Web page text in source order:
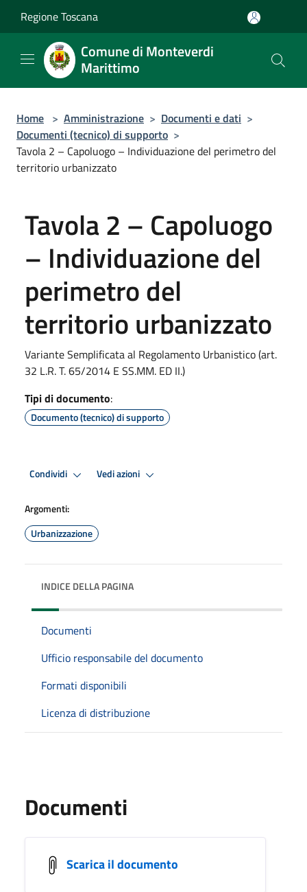
Regione Toscana
Comune di Monteverdi
Marittimo
Home > Amministrazione > Documenti e dati >
Documenti (tecnico) di supporto >
Tavola 2 – Capoluogo – Individuazione del perimetro del
territorio urbanizzato
Tavola 2 – Capoluogo
– Individuazione del
perimetro del
territorio urbanizzato
Variante Semplificata al Regolamento Urbanistico (art.
32 L.R. T. 65/2014 E SS.MM. ED II.)
Tipi di documento:
Documento (tecnico) di supporto
Condividi Vedi azioni
Argomenti:
Urbanizzazione
INDICE DELLA PAGINA
Documenti
Ufficio responsabile del documento
Formati disponibili
Licenza di distribuzione
Documenti
Scarica il documento